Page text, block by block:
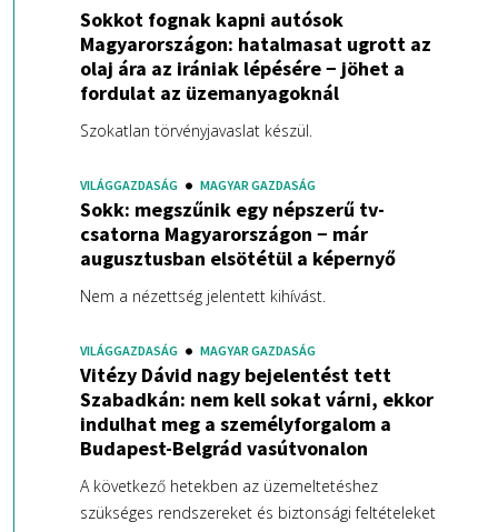
Sokkot fognak kapni autósok
Magyarországon: hatalmasat ugrott az
olaj ára az irániak lépésére − jöhet a
fordulat az üzemanyagoknál
Szokatlan törvényjavaslat készül.
VILÁGGAZDASÁG MAGYAR GAZDASÁG
Sokk: megszűnik egy népszerű tv-
csatorna Magyarországon − már
augusztusban elsötétül a képernyő
Nem a nézettség jelentett kihívást.
VILÁGGAZDASÁG MAGYAR GAZDASÁG
Vitézy Dávid nagy bejelentést tett
Szabadkán: nem kell sokat várni, ekkor
indulhat meg a személyforgalom a
Budapest-Belgrád vasútvonalon
A következő hetekben az üzemeltetéshez
szükséges rendszereket és biztonsági feltételeket